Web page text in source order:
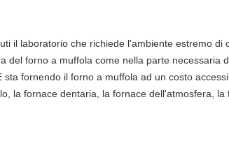
il laboratorio che richiede l'ambiente estremo di
del forno a muffola come nella parte necessaria
sta fornendo il forno a muffola ad un costo
la fornace dentaria, la fornace dell'atmosfera,